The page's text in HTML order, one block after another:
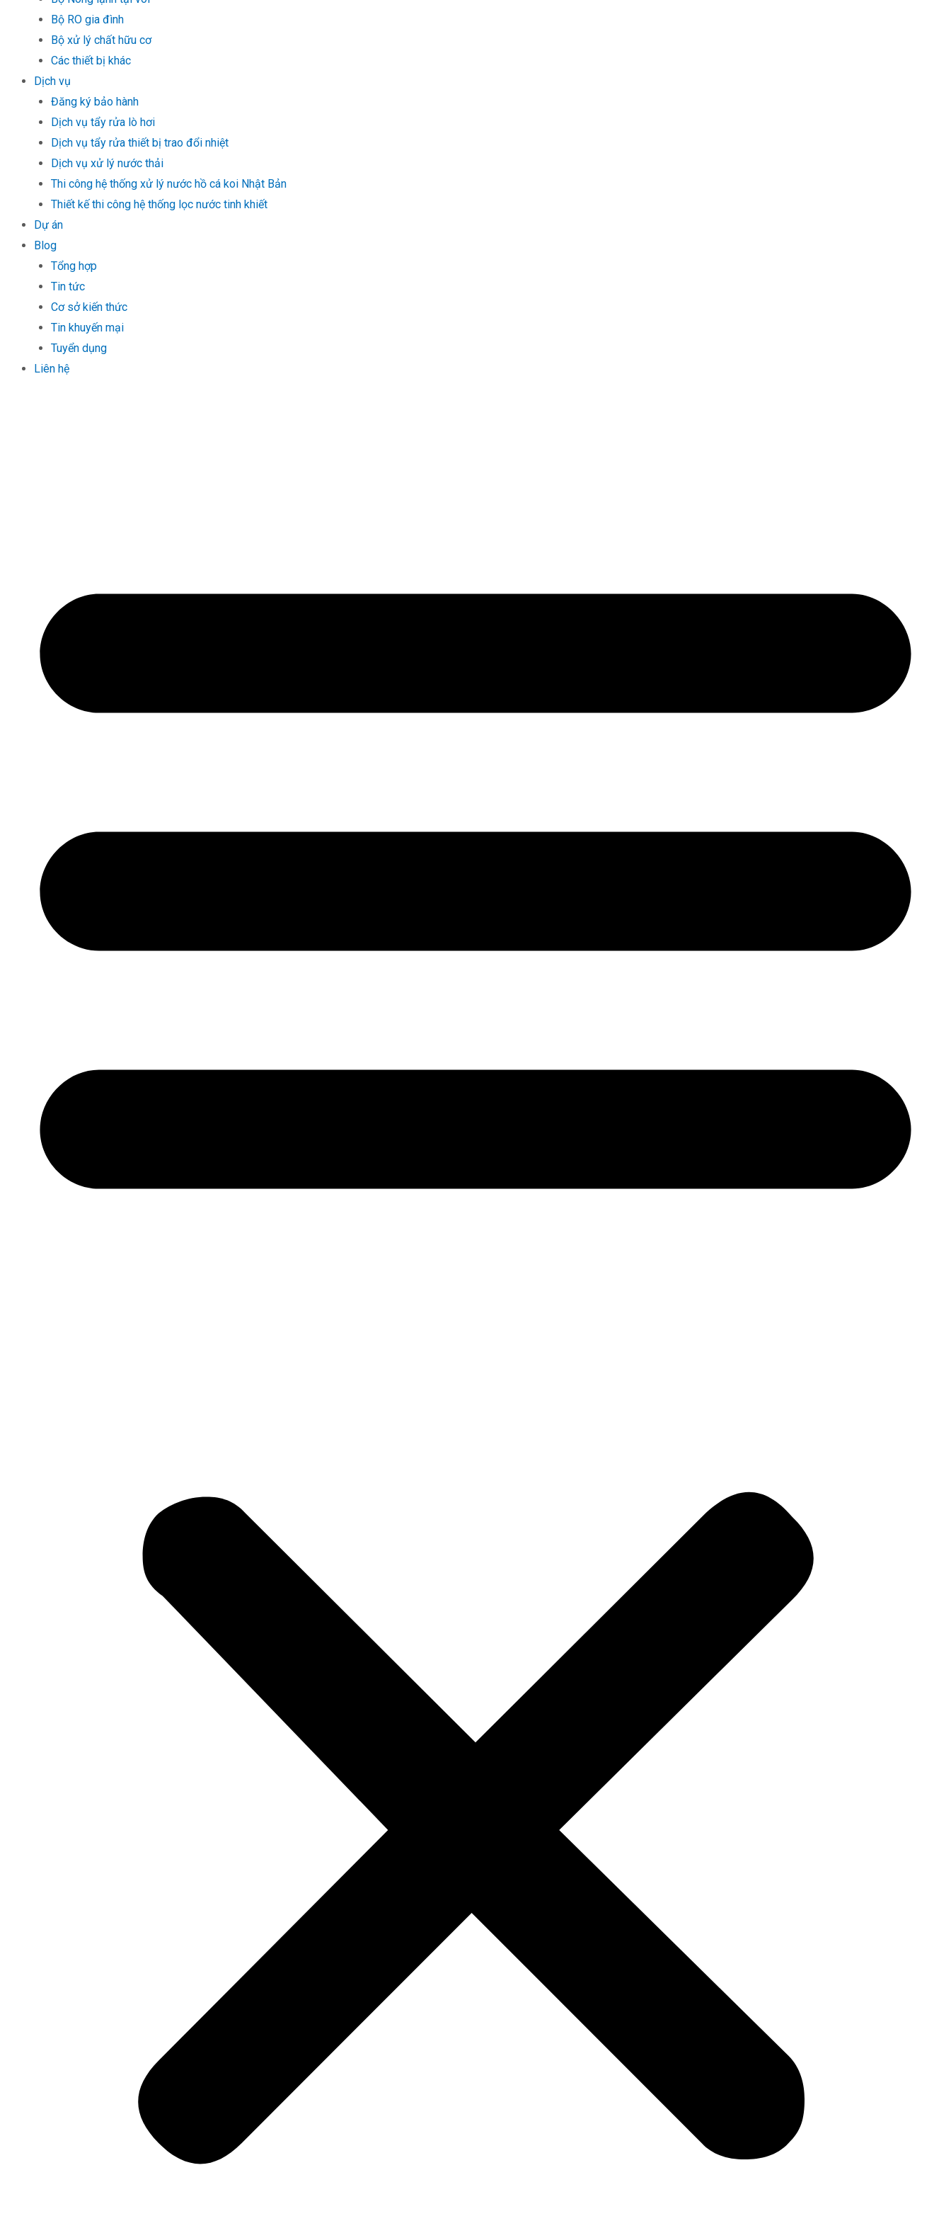
Bộ RO gia đình
Bộ xử lý chất hữu cơ
Các thiết bị khác
Dịch vụ
Đăng ký bảo hành
Dịch vụ tẩy rửa lò hơi
Dịch vụ tẩy rửa thiết bị trao đổi nhiệt
Dịch vụ xử lý nước thải
Thi công hệ thống xử lý nước hồ cá koi Nhật Bản
Thiết kế thi công hệ thống lọc nước tinh khiết
Dự án
Blog
Tổng hợp
Tin tức
Cơ sở kiến thức
Tin khuyến mại
Tuyển dụng
Liên hệ